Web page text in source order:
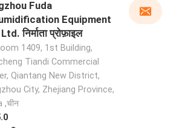
Fuda
Equipment
निर्माता प्रोफ़ाइल
1409, 1st Building,
Tiandi Commercial
Qiantang New District,
City, Zhejiang Province,
,चीन